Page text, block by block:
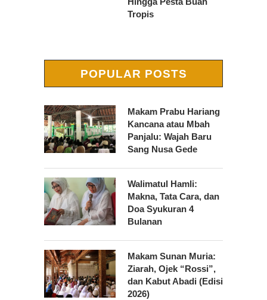
Tropis
POPULAR POSTS
Makam Prabu Hariang
Kancana atau Mbah
Panjalu: Wajah Baru
Sang Nusa Gede
Walimatul Hamli:
Makna, Tata Cara, dan
Doa Syukuran 4
Bulanan
Makam Sunan Muria:
Ziarah, Ojek “Rossi”,
dan Kabut Abadi (Edisi
2026)